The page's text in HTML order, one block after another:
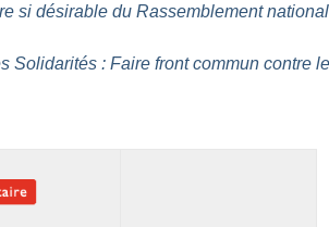
si désirable du Rassemblement national
Solidarités : Faire front commun contre